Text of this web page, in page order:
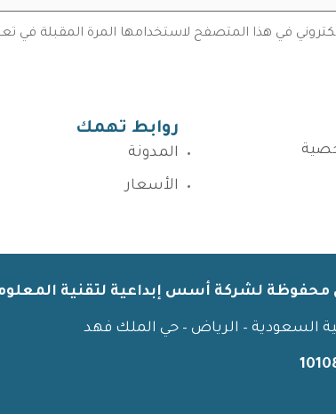
في هذا المتصفح لاستخدامها المرة المقبلة في
روابط تهمك
المدونة
الأسعار
لشركة أسس إبداعية لتقنية
السعودية – الرياض – حي الملك فهد